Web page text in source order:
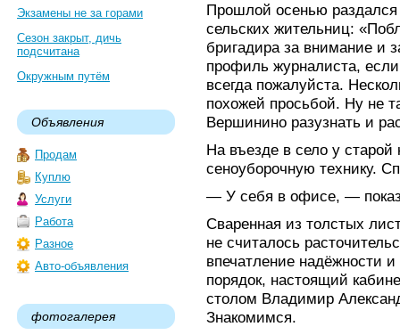
Экзамены не за горами
Сезон закрыт, дичь
подсчитана
Окружным путём
Объявления
Продам
Куплю
Услуги
Работа
Разное
Авто-объявления
фотогалерея
Прошлой осенью раздался
сельских жительниц:
бригадира за внимание и
профиль журналиста,
всегда пожалуйста.
похожей просьбой. Ну не
Вершинино разузнать и
На въезде в село у старой
сеноуборочную технику.
— У себя в офисе, —
Сваренная из толстых
не считалось
впечатление надёжности
порядок, настоящий
столом Владимир
Знакомимся.